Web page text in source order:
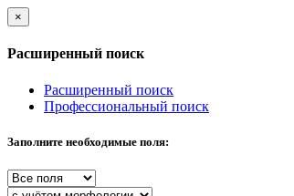
×
Расширенный поиск
Расширенный поиск
Профессиональный поиск
Заполните необходимые поля: